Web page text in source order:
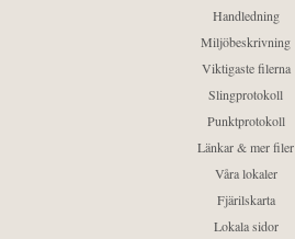
Handledning
Miljöbeskrivning
Viktigaste filerna
Slingprotokoll
Punktprotokoll
Länkar & mer filer
Våra lokaler
Fjärilskarta
Lokala sidor